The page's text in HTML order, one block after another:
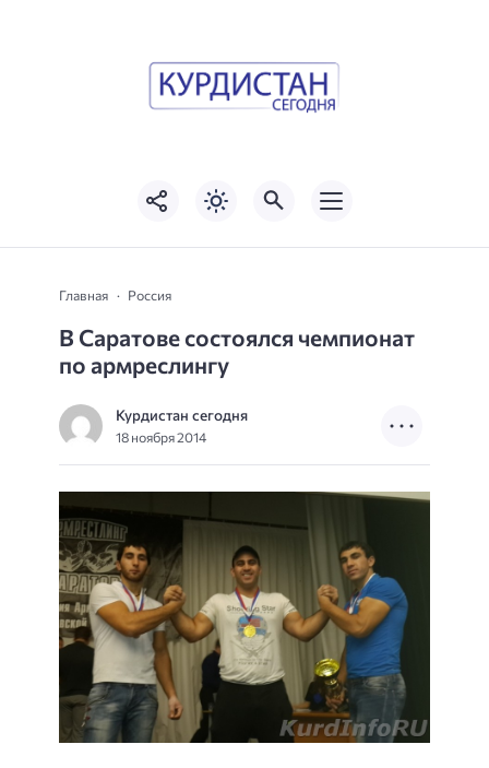
Главная Россия
В Саратове состоялся чемпионат
по армреслингу
Курдистан сегодня
18 ноября 2014